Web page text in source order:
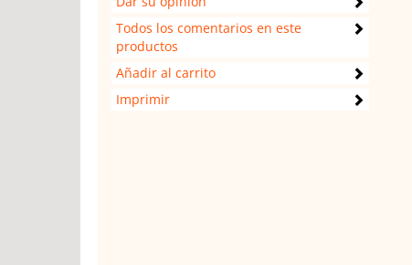
Todos los comentarios en este
productos
Añadir al carrito
Imprimir